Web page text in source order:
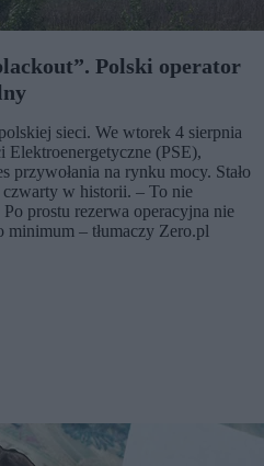
Polski operator
sieci. We wtorek 4 sierpnia
Elektroenergetyczne (PSE),
przywołania na rynku mocy. Stało
w historii. – To nie
prostu rezerwa operacyjna nie
minimum – tłumaczy Zero.pl